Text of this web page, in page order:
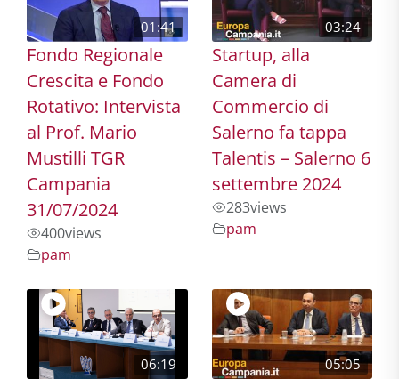
01:41
Fondo Regionale
Crescita e Fondo
Rotativo: Intervista
al Prof. Mario
Mustilli TGR
Campania
31/07/2024
400views
pam
03:24
Startup, alla
Camera di
Commercio di
Salerno fa tappa
Talentis – Salerno 6
settembre 2024
283views
pam
06:19 05:05